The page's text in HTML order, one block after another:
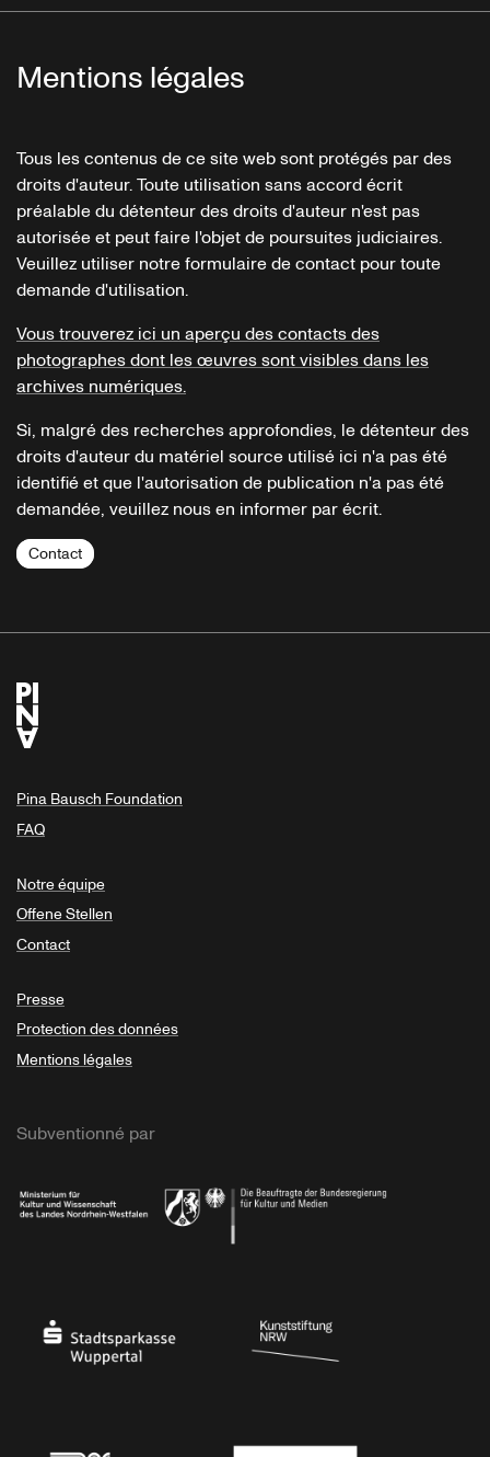
Mentions légales
Tous les contenus de ce site web sont protégés par des
droits d'auteur. Toute utilisation sans accord écrit
préalable du détenteur des droits d'auteur n'est pas
autorisée et peut faire l'objet de poursuites judiciaires.
Veuillez utiliser notre formulaire de contact pour toute
demande d'utilisation.
Vous trouverez ici un aperçu des contacts des
photographes dont les œuvres sont visibles dans les
archives numériques.
Si, malgré des recherches approfondies, le détenteur des
droits d'auteur du matériel source utilisé ici n'a pas été
identifié et que l'autorisation de publication n'a pas été
demandée, veuillez nous en informer par écrit.
Contact
Pina Bausch Foundation
FAQ
Notre équipe
Offene Stellen
Contact
Presse
Protection des données
Mentions légales
Subventionné par